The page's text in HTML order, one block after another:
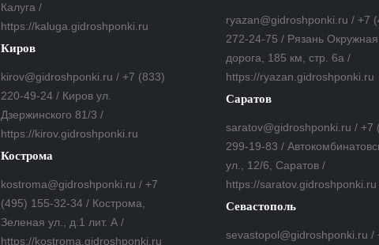
Калуга /
https://kaluga.gidroshponki.ru
Киров
kirov@gidroshponki.ru / +7 (833)
220-49-24 / Киров ул.
Дзержинского 81/3 /
https://kirov.gidroshponki.ru
Кострома
kostroma@gidroshponki.ru / +7
(495) 155-32-34 / Кострома,
Зеленая ул., д.1 лит. А /
https://kostroma.gidroshponki.ru
ryazan@gidroshponki.ru / +7
272-24-75 / Рязань Окружная
дорога, 185 км, стр. 6а /
https://ryazan.gidroshponki.ru
Саратов
saratov@gidroshponki.ru / +7
299-19-83 /
ул., 12/6, Саратов /
https://saratov.gidroshponki.ru
Севастополь
sevastopol@gidroshponki.ru /